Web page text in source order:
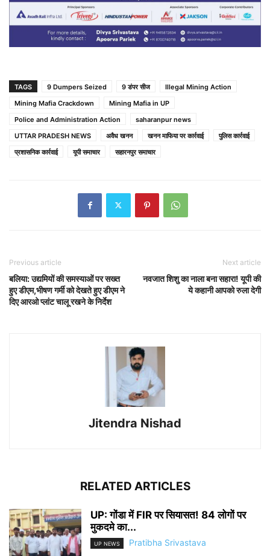
TAGS 9 Dumpers Seized 9 डंपर सीज
Illegal Mining Action
Mining Mafia Crackdown
Mining Mafia in UP
Police and Administration Action
saharanpur news
UTTAR PRADESH NEWS
अवैध खनन खनन माफिया पर कार्रवाई
पुलिस कार्रवाई
प्रशासनिक कार्रवाई
यूपी समाचार सहारनपुर समाचार
Previous article
बलिया: उद्यमियों की समस्याओं पर सख्त
हुए डीएम,भीषण गर्मी को देखते हुए डीएम ने
दिए आरओ प्लांट चालू रखने के निर्देश
Next article
नवजात शिशु का नाला बना सहारा! यूपी की
ये कहानी आपको रुला देगी
Jitendra Nishad
RELATED ARTICLES
UP: गोंडा में FIR पर सियासत! 84 लोगों पर
मुकदमे का...
UP NEWS Pratibha Srivastava